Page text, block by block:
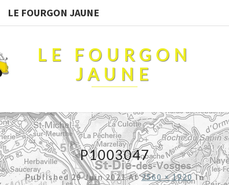
LE FOURGON JAUNE
LE FOURGON
JAUNE
P1003047
Published29 Juin 2021At2560 × 1920In